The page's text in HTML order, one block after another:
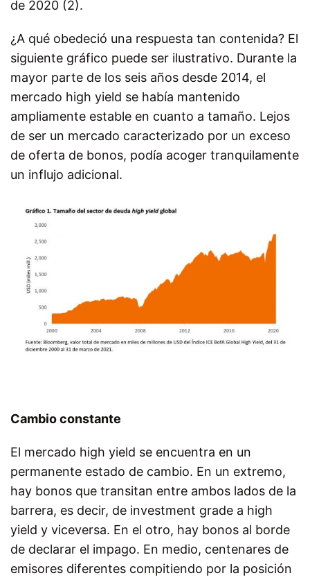
de 2020 (2).
¿A qué obedeció una respuesta tan contenida? El
siguiente gráfico puede ser ilustrativo. Durante la
mayor parte de los seis años desde 2014, el
mercado high yield se había mantenido
ampliamente estable en cuanto a tamaño. Lejos
de ser un mercado caracterizado por un exceso
de oferta de bonos, podía acoger tranquilamente
un influjo adicional.
Cambio constante
El mercado high yield se encuentra en un
permanente estado de cambio. En un extremo,
hay bonos que transitan entre ambos lados de la
barrera, es decir, de investment grade a high
yield y viceversa. En el otro, hay bonos al borde
de declarar el impago. En medio, centenares de
emisores diferentes compitiendo por la posición